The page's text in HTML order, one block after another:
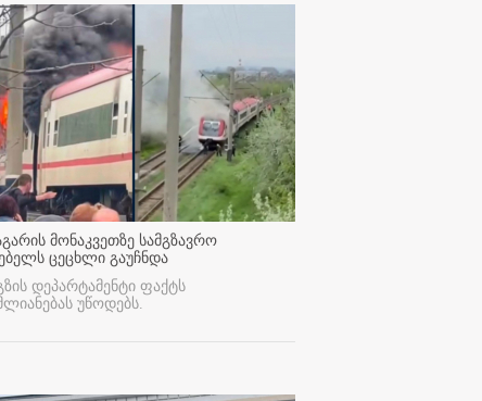
მონაკვეთზე სამგზავრო
ცეცხლი გაუჩნდა
დეპარტამენტი ფაქტს
უწოდებს.